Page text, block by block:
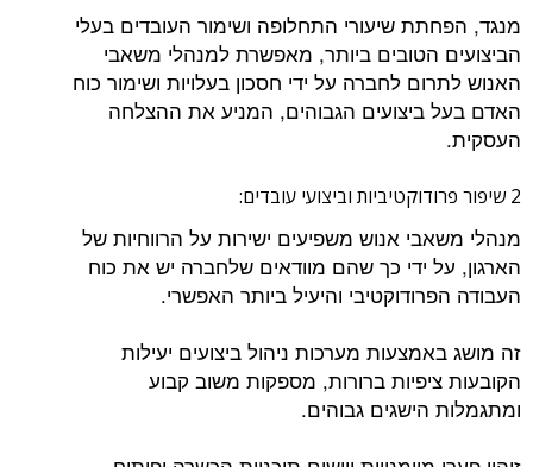
מנגד, הפחתת שיעורי התחלופה ושימור העובדים בעלי
הביצועים הטובים ביותר, מאפשרת למנהלי משאבי
האנוש לתרום לחברה על ידי חסכון בעלויות ושימור כוח
האדם בעל ביצועים הגבוהים, המניע את ההצלחה
העסקית.
2 שיפור פרודוקטיביות וביצועי עובדים:
מנהלי משאבי אנוש משפיעים ישירות על הרווחיות של
הארגון, על ידי כך שהם מוודאים שלחברה יש את כוח
העבודה הפרודוקטיבי והיעיל ביותר האפשרי.
זה מושג באמצעות מערכות ניהול ביצועים יעילות
הקובעות ציפיות ברורות, מספקות משוב קבוע
ומתגמלות הישגים גבוהים.